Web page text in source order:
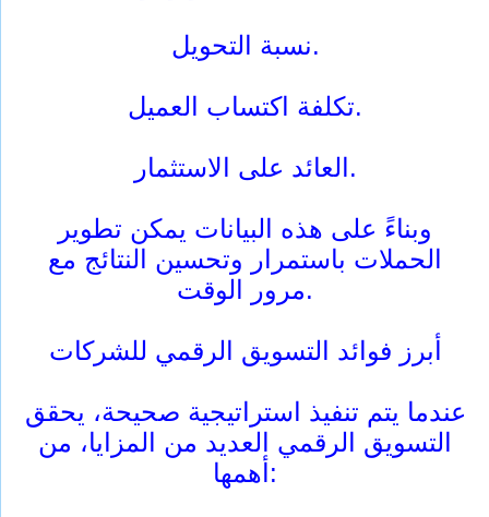
نسبة التحويل.
تكلفة اكتساب العميل.
العائد على الاستثمار.
وبناءً على هذه البيانات يمكن تطوير
الحملات باستمرار وتحسين النتائج مع
مرور الوقت.
أبرز فوائد التسويق الرقمي للشركات
عندما يتم تنفيذ استراتيجية صحيحة، يحقق
التسويق الرقمي العديد من المزايا، من
أهمها: